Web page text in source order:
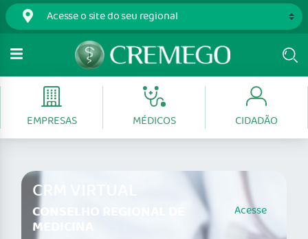
EMPRESAS MÉDICOS CIDADÃO
CRM VIRTUAL
CONSELHO REGIONAL DE
MEDICINA
Acesse